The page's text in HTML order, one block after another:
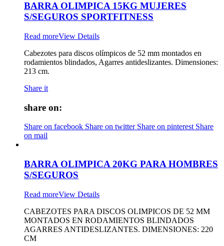
BARRA OLIMPICA 15KG MUJERES
S/SEGUROS SPORTFITNESS
Read moreView Details
Cabezotes para discos olímpicos de 52 mm montados en
rodamientos blindados, Agarres antideslizantes. Dimensiones:
213 cm.
Share it
share on:
Share on facebook Share on twitter Share on pinterest Share
on mail
BARRA OLIMPICA 20KG PARA HOMBRES
S/SEGUROS
Read moreView Details
CABEZOTES PARA DISCOS OLIMPICOS DE 52 MM
MONTADOS EN RODAMIENTOS BLINDADOS
AGARRES ANTIDESLIZANTES. DIMENSIONES: 220
CM